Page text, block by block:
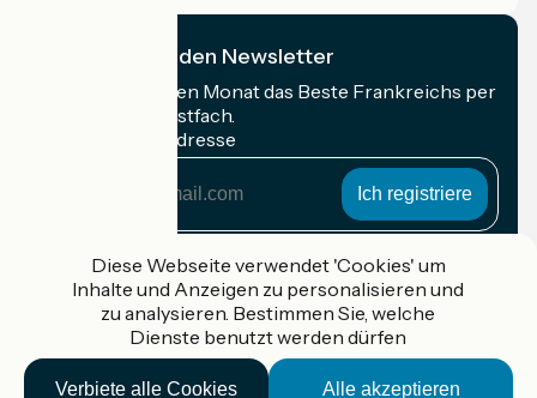
Ich abonniere den Newsletter
Erhalten Sie jeden Monat das Beste Frankreichs per
Rad in Ihrem Postfach.
Meine E-Mail-Adresse
Adresse
Gefördert im Rahmen von Destination France
Diese Webseite verwendet 'Cookies' um
Inhalte und Anzeigen zu personalisieren und
zu analysieren. Bestimmen Sie, welche
Dienste benutzt werden dürfen
Alle akzeptieren
Verbiete alle Cookies